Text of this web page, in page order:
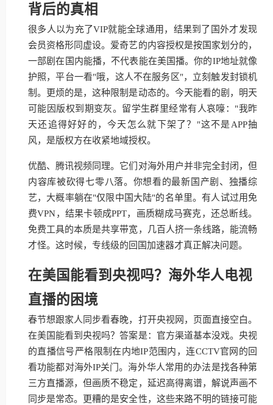
背后的真相
很多人以为充了VIP就能全球通用，结果到了国外才发现
会员资格形同虚设。爱奇艺的内容授权是按国家划分的，
一部剧在国内能播，不代表能在美国播。你的IP地址就像
护照，平台一看"哦，这人不在服务区"，立刻触发封锁机
制。更烦的是，这种限制是动态的。今天能看的剧，明天
可能因版权到期变灰。留学生群里经常有人哀嚎："我昨
天还追得好好的，今天怎么就下架了？"这不是APP抽
风，是版权方在收紧地域授权。
优酷、腾讯视频同理。它们对海外用户并非完全封闭，但
内容库被砍得七零八落。你想看的最新国产剧、独播综
艺，大概率躺在"仅限中国大陆"的名单里。有人试过用免
费VPN，结果卡顿成PPT，画质糊成马赛克，还总断线。
免费工具的本质是共享带宽，几百人挤一条线路，能流畅
才怪。这时候，专线级的回国加速器才真正解决问题。
在美国能看到央视吗？海外华人电视
直播的困境
春节想跟家人同步看春晚，打开央视网，页面直接空白。
在美国能看到央视吗？答案是：官方渠道基本没戏。央视
的直播信号严格限制在内地IP范围内，连CCTV官网的回
看功能都对海外IP关门。海外华人常用的办法是找各种第
三方直播源，但画质不稳定，延迟高得离谱，解说声画不
同步是常态。更糟的是安全性，这些来路不明的链接可能